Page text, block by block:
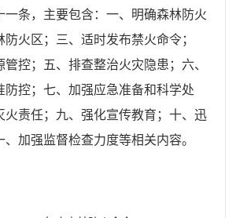
一条，主要包含：一、明确森林防火
火区；三、适时发布禁火命令；
控；五、排查整治火灾隐患；六、
防控；七、加强应急准备和科学处
火责任；九、强化宣传教育；十、迅
加强监督检查力度等相关内容。